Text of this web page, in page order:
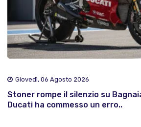
Giovedì, 06 Agosto 2026
Stoner rompe il silenzio su
Ducati ha commesso un erro..